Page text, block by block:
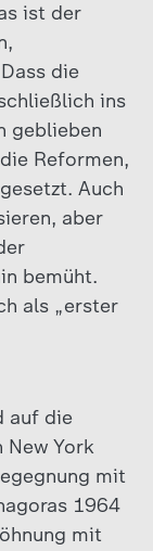
ist der
die
ins
geblieben
Reformen,
Auch
aber
bemüht.
als „erster
auf die
York
mit
1964
mit